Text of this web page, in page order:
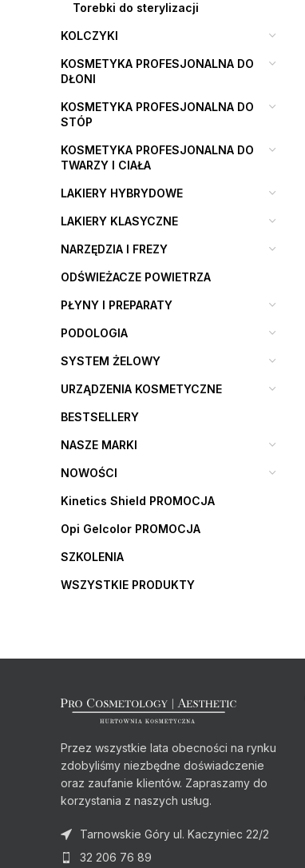
Torebki do sterylizacji
KOLCZYKI
KOSMETYKA PROFESJONALNA DO
DŁONI
KOSMETYKA PROFESJONALNA DO
STÓP
KOSMETYKA PROFESJONALNA DO
TWARZY I CIAŁA
LAKIERY HYBRYDOWE
LAKIERY KLASYCZNE
NARZĘDZIA I FREZY
ODŚWIEŻACZE POWIETRZA
PŁYNY I PREPARATY
PODOLOGIA
SYSTEM ŻELOWY
URZĄDZENIA KOSMETYCZNE
BESTSELLERY
NASZE MARKI
NOWOŚCI
Kinetics Shield PROMOCJA
Opi Gelcolor PROMOCJA
SZKOLENIA
WSZYSTKIE PRODUKTY
Przez wszystkie lata obecności na rynku
zdobyliśmy niezbędne doświadczenie
oraz zaufanie klientów. Zapraszamy do
korzystania z naszych usług.
Tarnowskie Góry ul. Kaczyniec 22/2
32 206 76 89